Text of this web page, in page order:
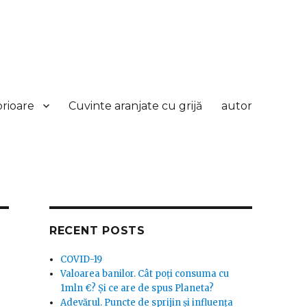
Cuvinte aranjate cu grijă autor
RECENT POSTS
COVID-19
Valoarea banilor. Cât poți consuma cu
1mln €? Și ce are de spus Planeta?
Adevărul. Puncte de sprijin și influența